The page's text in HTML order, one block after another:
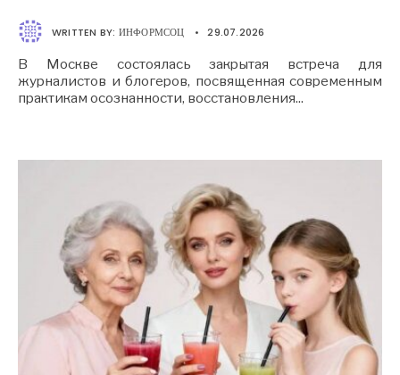
WRITTEN BY: ИНФОРМСОЦ • 29.07.2026
В Москве состоялась закрытая встреча для
журналистов и блогеров, посвященная современным
практикам осознанности, восстановления...